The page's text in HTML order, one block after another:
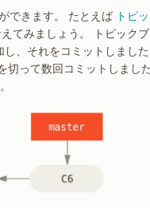
できます。 たとえば トピ
てみましょう。 トピック
、それをコミットしまし
切って数回コミットしまし